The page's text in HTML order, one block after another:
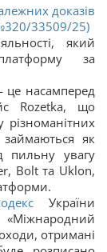
доказів
33509/25)
який
за
це насамперед
Rozetka, що
як
пильну увагу
Bolt та Uklon,
України
отримані